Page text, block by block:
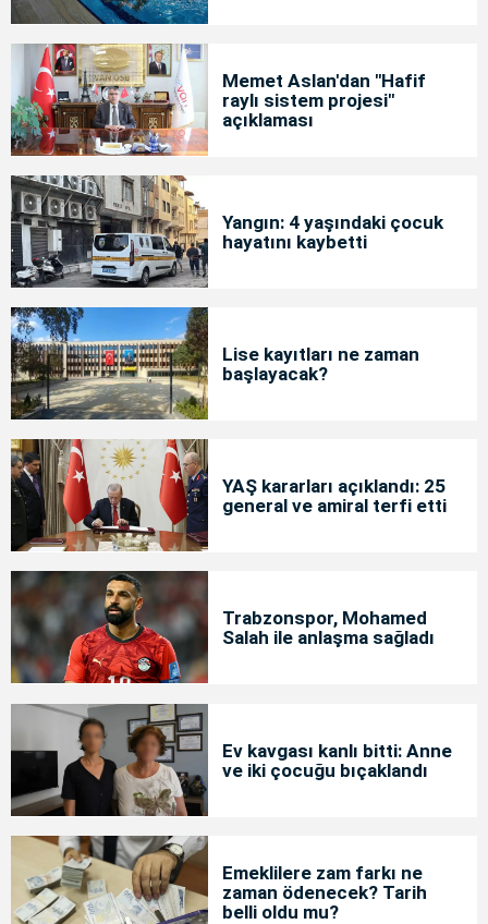
Memet Aslan'dan "Hafif
raylı sistem projesi"
açıklaması
Yangın: 4 yaşındaki çocuk
hayatını kaybetti
Lise kayıtları ne zaman
başlayacak?
YAŞ kararları açıklandı: 25
general ve amiral terfi etti
Trabzonspor, Mohamed
Salah ile anlaşma sağladı
Ev kavgası kanlı bitti: Anne
ve iki çocuğu bıçaklandı
Emeklilere zam farkı ne
zaman ödenecek? Tarih
belli oldu mu?